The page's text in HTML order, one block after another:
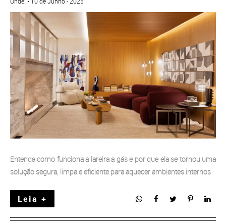
Entenda como funciona a lareira a gás e por que ela se tornou uma
solução segura, limpa e eficiente para aquecer ambientes internos
Leia +